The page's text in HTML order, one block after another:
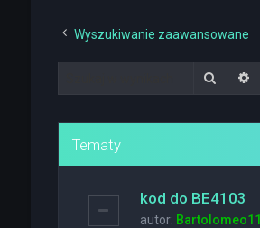
Wyszukiwanie zaawansowane
Szukaj
Tematy
kod do BE4103
autor: Bartolomeo11